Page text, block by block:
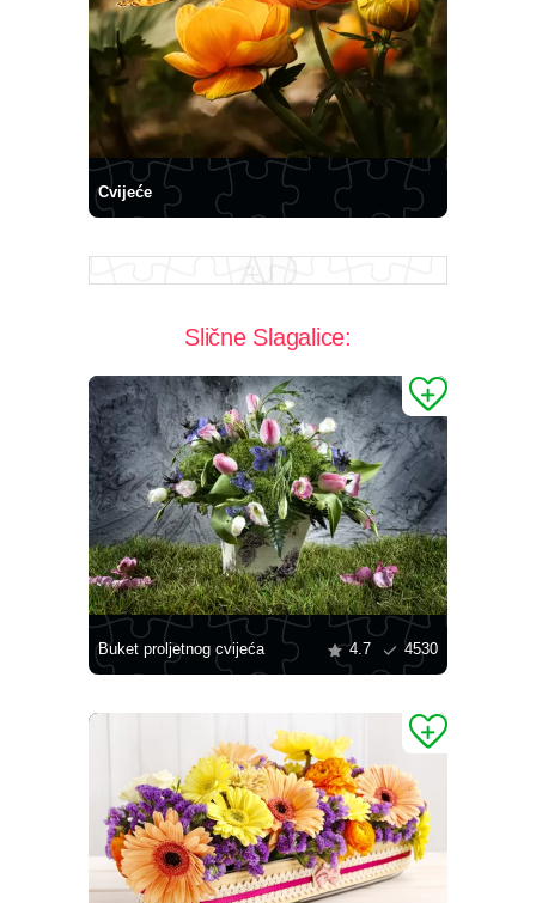
Cvijeće
Slične Slagalice:
Buket proljetnog cvijeća 4.7 4530